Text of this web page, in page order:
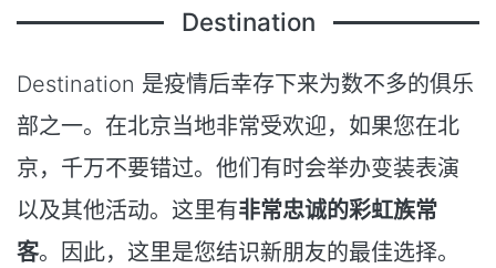
Destination
Destination 是疫情后幸存下来为数不多的俱乐
部之一。在北京当地非常受欢迎，如果您在北
京，千万不要错过。他们有时会举办变装表演
以及其他活动。这里有非常忠诚的彩虹族常
客。因此，这里是您结识新朋友的最佳选择。